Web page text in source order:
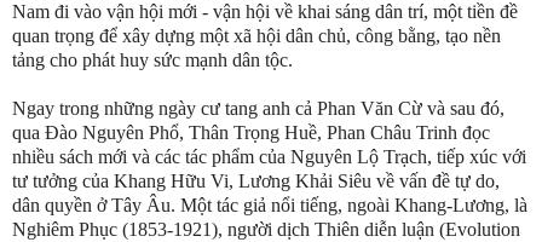
Nam đi vào vận hội mới - vận hội về khai sáng dân trí, một tiền đề
quan trọng để xây dựng một xã hội dân chủ, công bằng, tạo nền
tảng cho phát huy sức mạnh dân tộc.
Ngay trong những ngày cư tang anh cả Phan Văn Cừ và sau đó,
qua Đào Nguyên Phổ, Thân Trọng Huề, Phan Châu Trinh đọc
nhiều sách mới và các tác phẩm của Nguyên Lộ Trạch, tiếp xúc với
tư tưởng của Khang Hữu Vi, Lương Khải Siêu về vấn đề tự do,
dân quyền ở Tây Âu. Một tác giả nổi tiếng, ngoài Khang-Lương, là
Nghiêm Phục (1853-1921), người dịch Thiên diễn luận (Evolution